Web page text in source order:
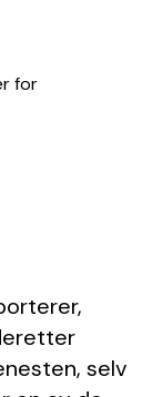
for
selv